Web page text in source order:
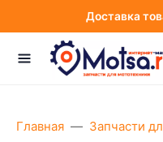
Доставка
Главная Запчасти